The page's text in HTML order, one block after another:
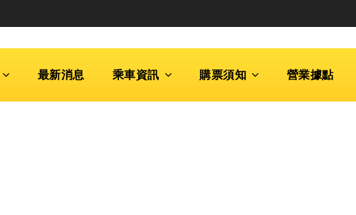
最新消息 乘車資訊 購票須知 營業據點